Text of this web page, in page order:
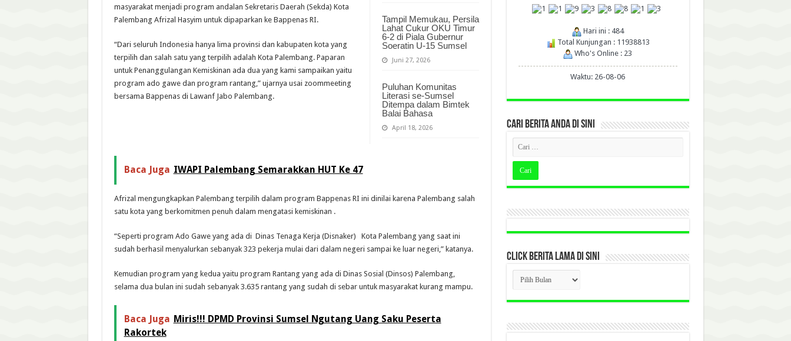
Tampil Memukau, Persila
Lahat Cukur OKU Timur
6-2 di Piala Gubernur
Soeratin U-15 Sumsel
Juni 27, 2026
Puluhan Komunitas
Literasi se-Sumsel
Ditempa dalam Bimtek
Balai Bahasa
April 18, 2026
masyarakat menjadi program andalan Sekretaris Daerah (Sekda) Kota
Palembang Afrizal Hasyim untuk dipaparkan ke Bappenas RI.
“Dari seluruh Indonesia hanya lima provinsi dan kabupaten kota yang
terpilih dan salah satu yang terpilih adalah Kota Palembang. Paparan
untuk Penanggulangan Kemiskinan ada dua yang kami sampaikan yaitu
program ado gawe dan program rantang,” ujarnya usai zoommeeting
bersama Bappenas di Lawanf Jabo Palembang.
Baca Juga IWAPI Palembang Semarakkan HUT Ke 47
Afrizal mengungkapkan Palembang terpilih dalam program Bappenas RI ini dinilai karena Palembang salah
satu kota yang berkomitmen penuh dalam mengatasi kemiskinan .
“Seperti program Ado Gawe yang ada di Dinas Tenaga Kerja (Disnaker) Kota Palembang yang saat ini
sudah berhasil menyalurkan sebanyak 323 pekerja mulai dari dalam negeri sampai ke luar negeri,” katanya.
Kemudian program yang kedua yaitu program Rantang yang ada di Dinas Sosial (Dinsos) Palembang,
selama dua bulan ini sudah sebanyak 3.635 rantang yang sudah di sebar untuk masyarakat kurang mampu.
Baca Juga Miris!!! DPMD Provinsi Sumsel Ngutang Uang Saku Peserta
Rakortek
Hari ini : 484
Total Kunjungan : 11938813
Who's Online : 23
Waktu: 26-08-06
CARI BERITA ANDA DI SINI
CLICK BERITA LAMA DI SINI
CLICK
BERITA
LAMA
DI